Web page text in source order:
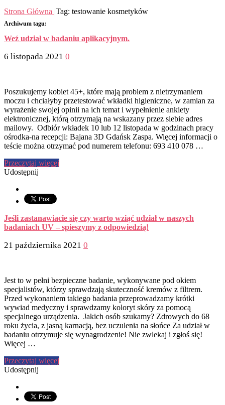
Strona Główna |Tag: testowanie kosmetyków
Archiwum tagu:
Weź udział w badaniu aplikacyjnym.
6 listopada 2021 0
Poszukujemy kobiet 45+, które mają problem z nietrzymaniem
moczu i chciałyby przetestować wkładki higieniczne, w zamian za
wyrażenie swojej opinii na ich temat i wypełnienie ankiety
elektronicznej, którą otrzymają na wskazany przez siebie adres
mailowy. Odbiór wkładek 10 lub 12 listopada w godzinach pracy
ośrodka-na recepcji: Bajana 3D Gdańsk Zaspa. Więcej informacji o
teście można otrzymać pod numerem telefonu: 693 410 078 …
Przeczytaj więcej
Udostępnij
Jeśli zastanawiacie się czy warto wziąć udział w naszych
badaniach UV – spieszymy z odpowiedzią!
21 października 2021 0
Jest to w pełni bezpieczne badanie, wykonywane pod okiem
specjalistów, którzy sprawdzają skuteczność kremów z filtrem.
Przed wykonaniem takiego badania przeprowadzamy krótki
wywiad medyczny i sprawdzamy koloryt skóry za pomocą
specjalnego urządzenia. Jakich osób szukamy? Zdrowych do 68
roku życia, z jasną karnacją, bez uczulenia na słońce Za udział w
badaniu otrzymuje się wynagrodzenie! Nie zwlekaj i zgłoś się!
Więcej …
Przeczytaj więcej
Udostępnij